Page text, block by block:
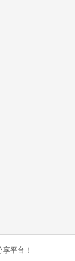
平台！